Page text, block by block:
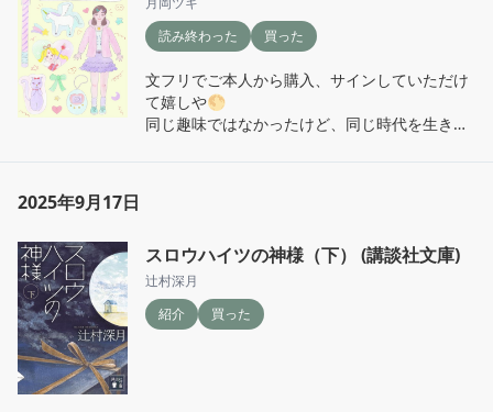
る。優しく穏やかで、許し許される世界であっ
てほしい🚗🚙🚚
読み終わった
買った
文フリでご本人から購入、サインしていただけ
て嬉しや🌕
同じ趣味ではなかったけど、同じ時代を生きて
2025年9月17日
スロウハイツの神様（下） (講談社文庫)
辻村深月
紹介
買った